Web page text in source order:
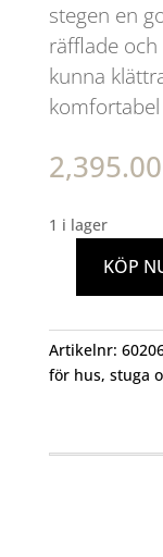
stegen en
räfflade
kunna
2,395.00
1 i lager
Hushållsstege
2020-
6STEG
WIBE
KÖP
Artikelnr:
för hus, stuga